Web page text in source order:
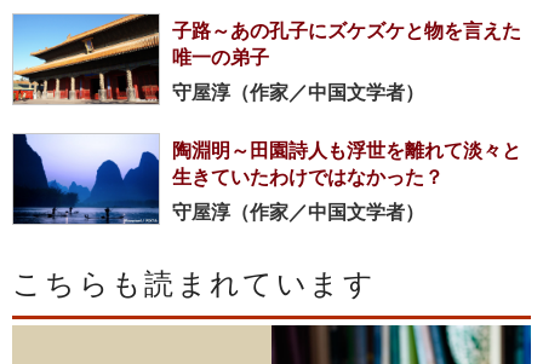
子路～あの孔子にズケズケと物を言えた
唯一の弟子
守屋淳（作家／中国文学者）
陶淵明～田園詩人も浮世を離れて淡々と
生きていたわけではなかった？
守屋淳（作家／中国文学者）
こちらも読まれています